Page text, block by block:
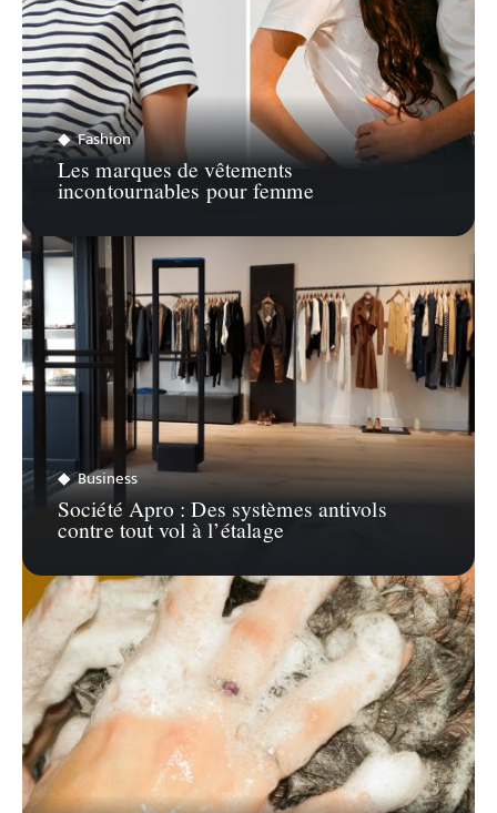
Fashion
Les marques de vêtements
incontournables pour femme
Business
Société Apro : Des systèmes antivols
contre tout vol à l’étalage